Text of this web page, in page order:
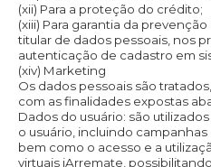
(xii) Para a proteção do crédito;
(xiii) Para garantia da
titular de dados pessoais, nos
autenticação de cadastro em
(xiv) Marketing
Os dados pessoais são
com as finalidades expostas
Dados do usuário: são
o usuário, incluindo
bem como o acesso e a
virtuais iArremate,